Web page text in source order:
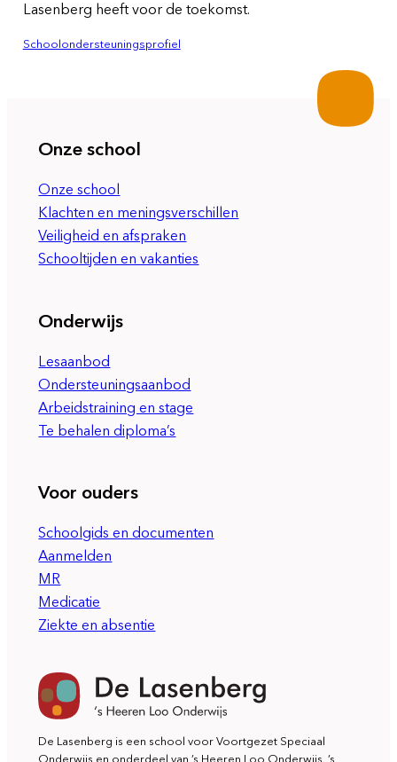
Lasenberg heeft voor de toekomst.
Schoolondersteuningsprofiel
Onze school
Onze school
Klachten en meningsverschillen
Veiligheid en afspraken
Schooltijden en vakanties
Onderwijs
Lesaanbod
Ondersteuningsaanbod
Arbeidstraining en stage
Te behalen diploma’s
Voor ouders
Schoolgids en documenten
Aanmelden
MR
Medicatie
Ziekte en absentie
De Lasenberg is een school voor Voortgezet Speciaal
Onderwijs en onderdeel van ’s Heeren Loo Onderwijs. ’s